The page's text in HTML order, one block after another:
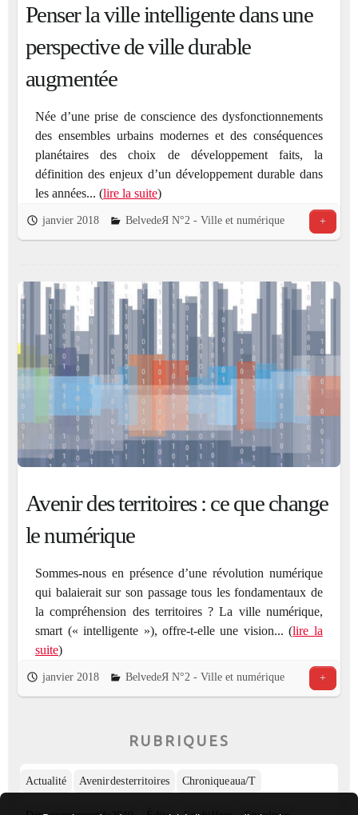
Penser la ville intelligente dans une
perspective de ville durable
augmentée
Née d’une prise de conscience des dysfonctionnements
des ensembles urbains modernes et des conséquences
planétaires des choix de développement faits, la
définition des enjeux d’un développement durable dans
les années... (lire la suite)
janvier 2018 BelvedeЯ N°2 - Ville et numérique +
Avenir des territoires : ce que change
le numérique
Sommes-nous en présence d’une révolution numérique
qui balaierait sur son passage tous les fondamentaux de
la compréhension des territoires ? La ville numérique,
smart (« intelligente »), offre-t-elle une vision... (lire la
suite)
janvier 2018 BelvedeЯ N°2 - Ville et numérique +
RUBRIQUES
Actualité Avenir des territoires Chronique aua/T